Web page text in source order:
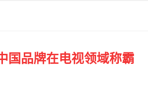
国品牌在电视领域称霸